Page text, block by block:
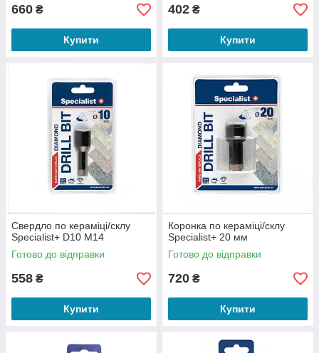
660 ₴
Купити
402 ₴
Купити
Свердло по кераміці/склу
Specialist+ D10 M14
Готово до відправки
558 ₴
Купити
Коронка по кераміці/склу
Specialist+ 20 мм
Готово до відправки
720 ₴
Купити